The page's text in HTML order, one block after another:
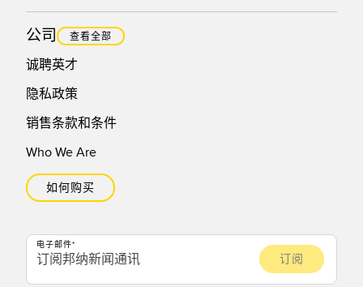
公司 查看全部
诚聘英才
隐私政策
销售条款和条件
Who We Are
如何购买
电子邮件